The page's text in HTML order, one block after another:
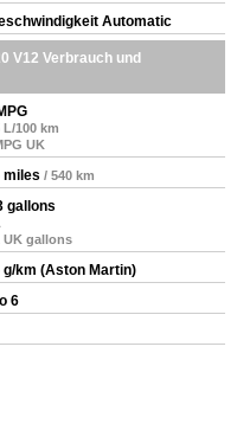
Automatic
V12 Verbrauch und
L/100 km
UK
miles / 540 km
gallons
UK gallons
g/km (Aston Martin)
6